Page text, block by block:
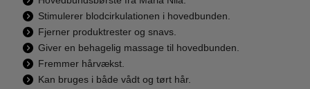
Stimulerer blodcirkulationen i hovedbunden.
Fjerner produktrester og snavs.
Giver en behagelig massage til hovedbunden.
Fremmer hårvækst.
Kan bruges i både vådt og tørt hår.